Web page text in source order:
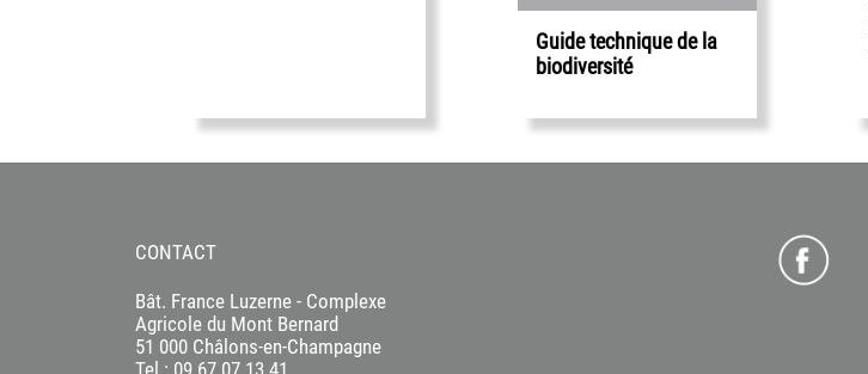
Guide technique de la
biodiversité
CONTACT
Bât. France Luzerne - Complexe
Agricole du Mont Bernard
51 000 Châlons-en-Champagne